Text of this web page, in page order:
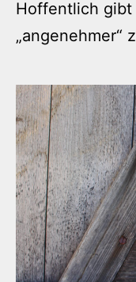
Hoffentlich gibt
„angenehmer“